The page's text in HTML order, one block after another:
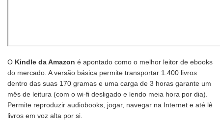
O Kindle da Amazon é apontado como o melhor leitor de ebooks
do mercado. A versão básica permite transportar 1.400 livros
dentro das suas 170 gramas e uma carga de 3 horas garante um
mês de leitura (com o wi-fi desligado e lendo meia hora por dia).
Permite reproduzir audiobooks, jogar, navegar na Internet e até lê
livros em voz alta por si.